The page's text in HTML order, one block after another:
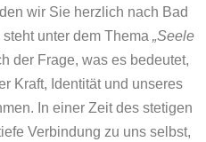
wir Sie herzlich nach Bad
unter dem Thema „Seele
der Frage, was es bedeutet,
Kraft, Identität und unseres
In einer Zeit des stetigen
Verbindung zu uns selbst,